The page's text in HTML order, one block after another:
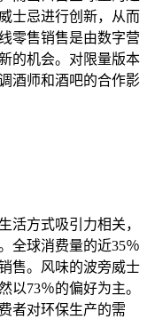
士忌进行创新，从而
零售销售是由数字营
的机会。对限量版本
酒师和酒吧的合作影
活方式吸引力相关，
全球消费量的近35％
售。风味的波旁威士
以73％的偏好为主。
者对环保生产的需